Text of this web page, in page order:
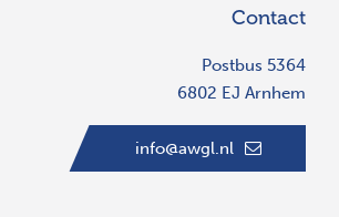
Contact
Postbus 5364
6802 EJ Arnhem
info@awgl.nl